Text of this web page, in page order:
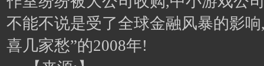
不能不说是受了全球金融风暴的影
喜几家愁”的2008年!